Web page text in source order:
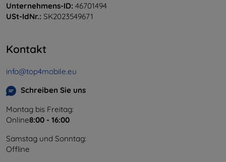
Unternehmens-ID: 46701494
USt-IdNr.: SK2023549671
Kontakt
info@top4mobile.eu
Schreiben Sie uns
Montag bis Freitag:
Online8:00 - 16:00
Samstag und Sonntag:
Offline